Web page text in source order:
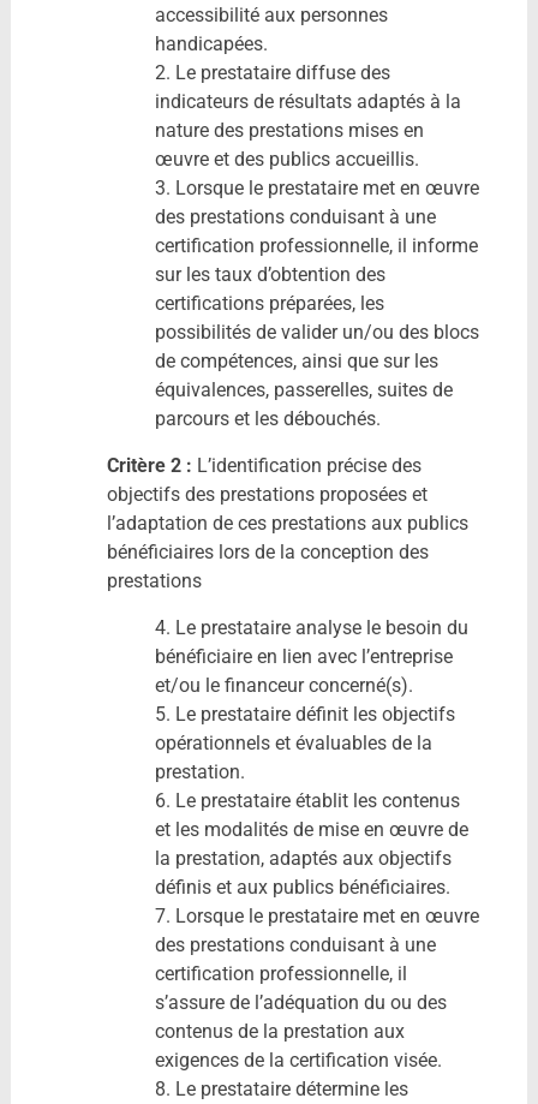
accessibilité aux personnes
handicapées.
2. Le prestataire diffuse des
indicateurs de résultats adaptés à la
nature des prestations mises en
œuvre et des publics accueillis.
3. Lorsque le prestataire met en œuvre
des prestations conduisant à une
certification professionnelle, il informe
sur les taux d’obtention des
certifications préparées, les
possibilités de valider un/ou des blocs
de compétences, ainsi que sur les
équivalences, passerelles, suites de
parcours et les débouchés.
Critère 2 : L’identification précise des
objectifs des prestations proposées et
l’adaptation de ces prestations aux publics
bénéficiaires lors de la conception des
prestations
4. Le prestataire analyse le besoin du
bénéficiaire en lien avec l’entreprise
et/ou le financeur concerné(s).
5. Le prestataire définit les objectifs
opérationnels et évaluables de la
prestation.
6. Le prestataire établit les contenus
et les modalités de mise en œuvre de
la prestation, adaptés aux objectifs
définis et aux publics bénéficiaires.
7. Lorsque le prestataire met en œuvre
des prestations conduisant à une
certification professionnelle, il
s’assure de l’adéquation du ou des
contenus de la prestation aux
exigences de la certification visée.
8. Le prestataire détermine les